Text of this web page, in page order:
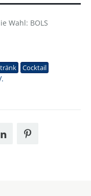
Wahl: BOLS
Cocktail